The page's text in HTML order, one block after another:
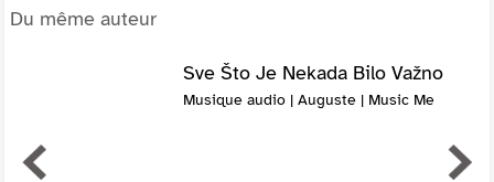
Du même auteur
Sve Što Je Nekada Bilo Važno
Musique audio | Auguste | Music Me